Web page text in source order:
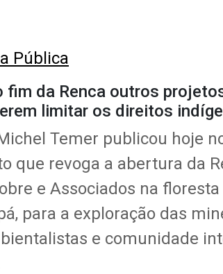
Pública
fim da Renca outros
limitar os direitos
Temer publicou hoje
que revoga a abertura da
e Associados na
para a exploração das
e comunidade